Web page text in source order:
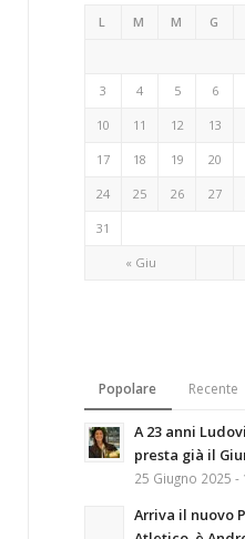
L M M G
« Giu
3 4 5 6
10 11 12 13
17 18 19 20
24 25 26 27
31
Popolare Recente
A 23 anni
presta già il
25 Giugno 2025 -
Arriva il nuovo